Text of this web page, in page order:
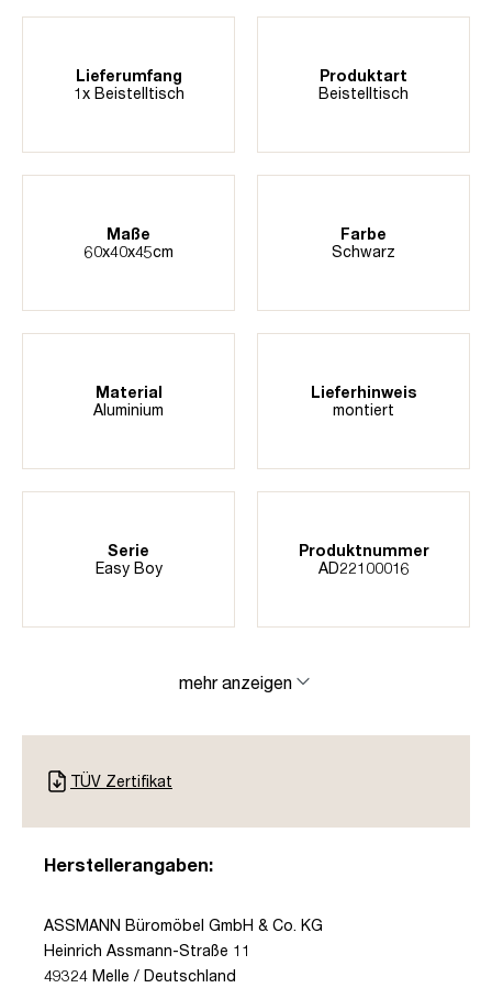
Lieferumfang
1x Beistelltisch
Produktart
Beistelltisch
Maße
60x40x45cm
Farbe
Schwarz
Material
Aluminium
Lieferhinweis
montiert
Serie
Easy Boy
Produktnummer
AD22100016
mehr anzeigen
TÜV Zertifikat
Herstellerangaben:
ASSMANN Büromöbel GmbH & Co. KG
Heinrich Assmann-Straße 11
49324 Melle / Deutschland